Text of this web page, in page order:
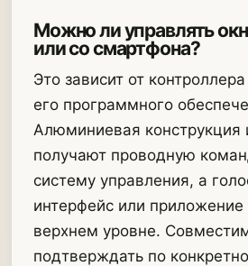
Можно ли управлять
или со смартфона?
Это зависит от
его программного
Алюминиевая конструкция
получают проводную
систему управления, а
интерфейс или
верхнем уровне.
подтверждать по